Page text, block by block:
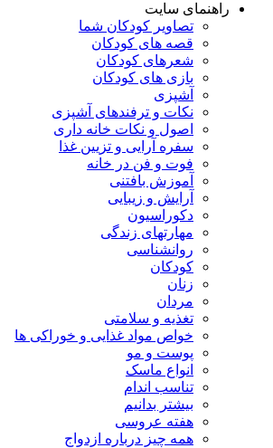
راهنمای سایت
تصاویر کودکان شما
قصه های کودکان
شعرهای کودکان
بازی های کودکان
آشپزی
نکات و ترفندهای آشپزی
اصول و نکات خانه داری
سفره آرایی و تزیین غذا
فوت و فن در خانه
آموزش بافتنی
آرایش و زیبایی
دکوراسیون
مهارتهای زندگی
روانشناسی
کودکان
زنان
مردان
تغذیه و سلامتی
خواص مواد غذایی و خوراکی ها
پوست و مو
انواع ماسک
تناسب اندام
بیشتر بدانیم
هفته عروسی
همه چیز درباره ازدواج